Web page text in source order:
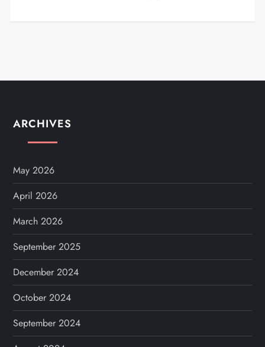
ARCHIVES
May 2026
April 2026
March 2026
September 2025
December 2024
October 2024
September 2024